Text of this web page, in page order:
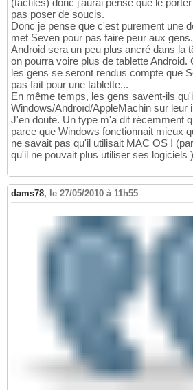
pas poser de soucis.
Donc je pense que c'est purement une
met Seven pour pas faire peur aux
Android sera un peu plus ancré dans la
on pourra voire plus de tablette Android.
les gens se seront rendus compte que
pas fait pour une tablette...
En même temps, les gens savent-ils
Windows/Androïd/AppleMachin sur leur
J'en doute. Un type m'a dit récemment
parce que Windows fonctionnait mieux
ne savait pas qu'il utilisait MAC OS !
qu'il ne pouvait plus utiliser ses logiciels )
dams78, le 27/05/2010 à 11h55